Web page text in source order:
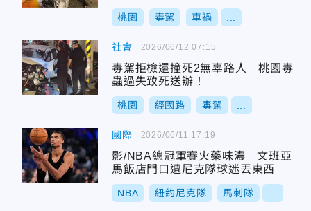
桃園 毒駕 車禍
社會
毒駕拒檢還撞死2無辜路人 桃園毒
蟲過失致死送辦！
桃園 經國路 毒駕
2026/06/12 07:15
國際
影/NBA總冠軍賽火藥味濃 文班亞
馬飯店門口遭尼克隊球迷丟東西
NBA 紐約尼克隊 馬刺隊
2026/06/11 17:19